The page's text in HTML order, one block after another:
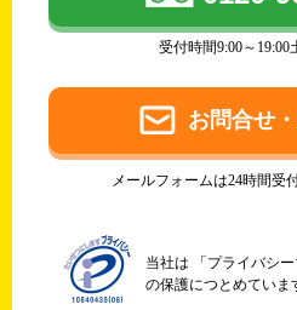
受付時間9:00～19:00
お問合せ
メールフォームは24時間受
当社は 「プライバシ
の保護につとめていま